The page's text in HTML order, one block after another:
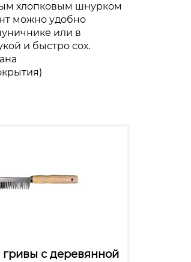
хлопковым шнурком
можно удобно
или в
и быстро сох.
гривы с деревянной